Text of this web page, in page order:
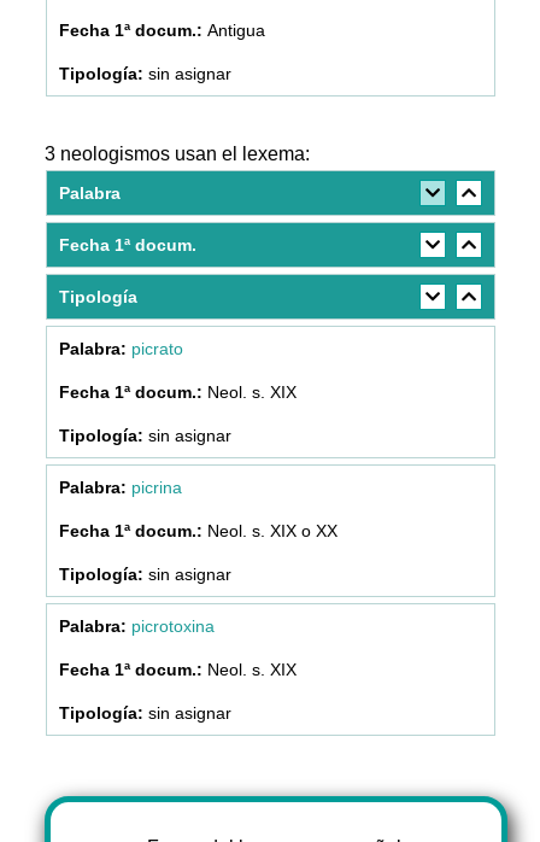
Antigua
sin asignar
3 neologismos usan el lexema:
Palabra
Fecha 1ª docum.
Tipología
picrato
Neol. s. XIX
sin asignar
picrina
Neol. s. XIX o XX
sin asignar
picrotoxina
Neol. s. XIX
sin asignar